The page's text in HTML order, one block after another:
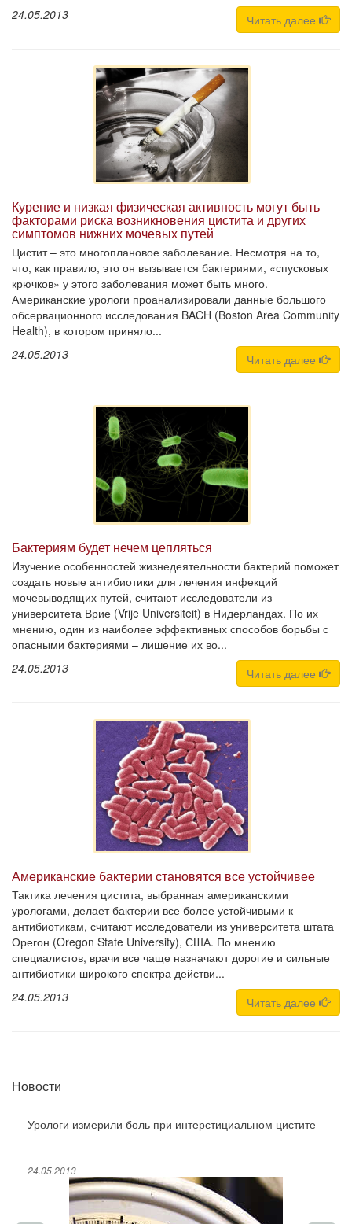
24.05.2013
Читать далее
Курение и низкая физическая активность могут быть
факторами риска возникновения цистита и других
симптомов нижних мочевых путей
Цистит – это многоплановое заболевание. Несмотря на то,
что, как правило, это он вызывается бактериями, «спусковых
крючков» у этого заболевания может быть много.
Американские урологи проанализировали данные большого
обсервационного исследования BACH (Boston Area Community
Health), в котором приняло...
24.05.2013
Читать далее
Бактериям будет нечем цепляться
Изучение особенностей жизнедеятельности бактерий поможет
создать новые антибиотики для лечения инфекций
мочевыводящих путей, считают исследователи из
университета Врие (Vrije Universiteit) в Нидерландах. По их
мнению, один из наиболее эффективных способов борьбы с
опасными бактериями – лишение их во...
24.05.2013
Читать далее
Американские бактерии становятся все устойчивее
Тактика лечения цистита, выбранная американскими
урологами, делает бактерии все более устойчивыми к
антибиотикам, считают исследователи из университета штата
Орегон (Oregon State University), США. По мнению
специалистов, врачи все чаще назначают дорогие и сильные
антибиотики широкого спектра действи...
24.05.2013
Читать далее
Новости
Урологи измерили боль при интерстициальном цистите
24.05.2013